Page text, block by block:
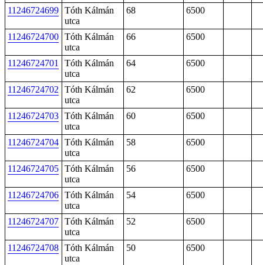
11246724699 Tóth Kálmán
utca
68 6500
11246724700 Tóth Kálmán
utca
66 6500
11246724701
Tóth Kálmán
utca
64 6500
11246724702
Tóth Kálmán
utca
62 6500
11246724703 Tóth Kálmán
utca
60 6500
11246724704 Tóth Kálmán
utca
58 6500
11246724705 Tóth Kálmán
utca
56 6500
11246724706 Tóth Kálmán
utca
54 6500
11246724707 Tóth Kálmán
utca
52 6500
11246724708 Tóth Kálmán
utca
50 6500